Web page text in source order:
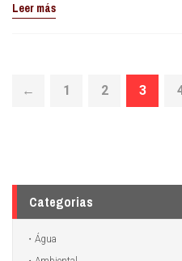
Leer más
← 1 2 3
Categorias
Água